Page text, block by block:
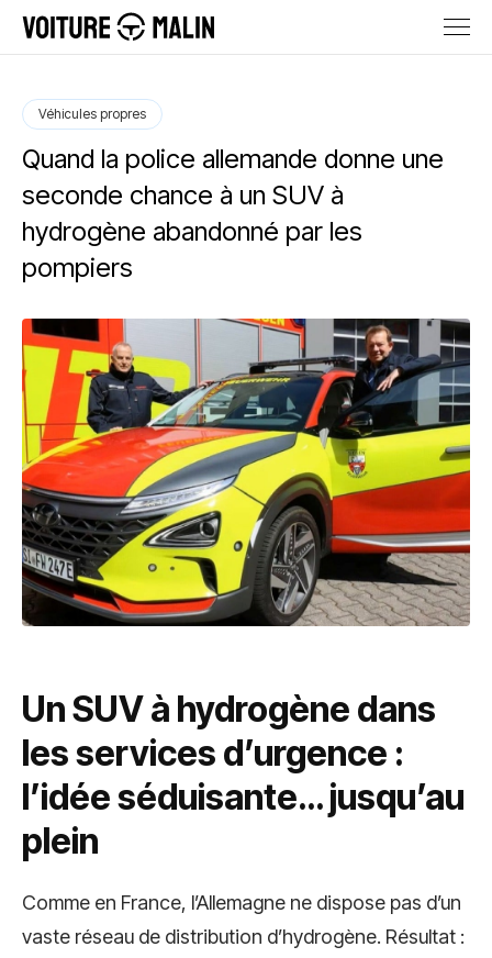
Véhicules propres
Quand la police allemande donne une
seconde chance à un SUV à
hydrogène abandonné par les
pompiers
Un SUV à hydrogène dans
les services d’urgence :
l’idée séduisante… jusqu’au
plein
Comme en France, l’Allemagne ne dispose pas d’un
vaste réseau de distribution d’hydrogène. Résultat :